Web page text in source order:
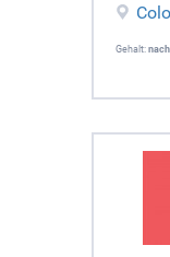
Gehalt: